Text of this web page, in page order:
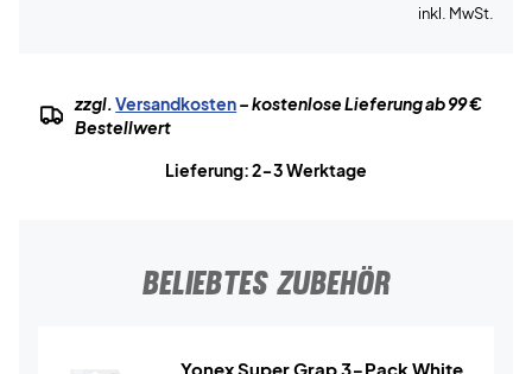
inkl. MwSt.
zzgl.Versandkosten– kostenlose Lieferung ab 99 €
Bestellwert
Lieferung: 2-3 Werktage
BELIEBTES ZUBEHÖR
Yonex Super Grap 3-Pack White